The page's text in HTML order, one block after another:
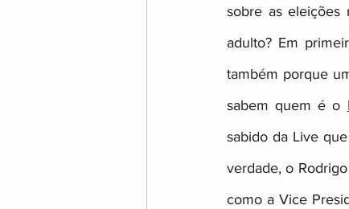
Transição e Reforma no
sobre as eleições
adulto? Em
também porque
sabem quem é o
sabido da Live
verdade, o
como a Vice